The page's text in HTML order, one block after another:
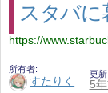
スタバに
https://
所有者
すたりく
更
5